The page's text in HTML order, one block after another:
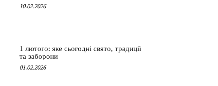
10.02.2026
1 лютого: яке сьогодні свято, традиції
та заборони
01.02.2026